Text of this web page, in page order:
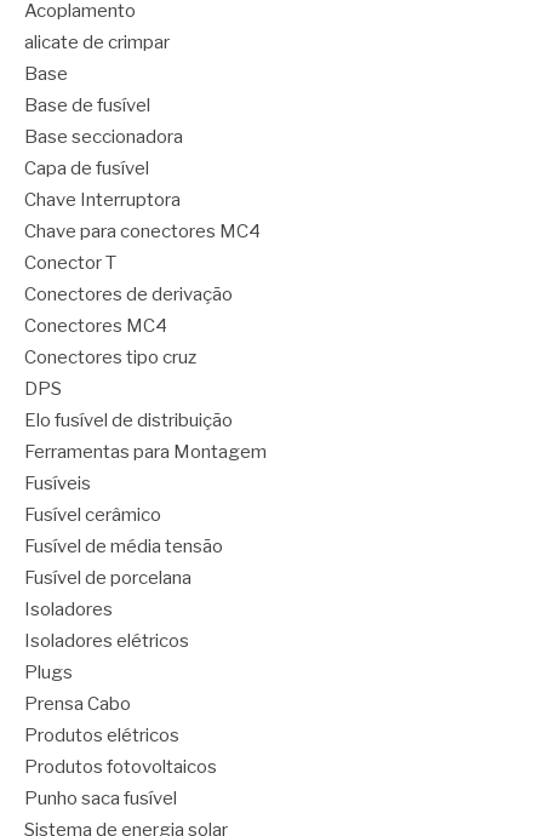
Acoplamento
alicate de crimpar
Base
Base de fusível
Base seccionadora
Capa de fusível
Chave Interruptora
Chave para conectores MC4
Conector T
Conectores de derivação
Conectores MC4
Conectores tipo cruz
DPS
Elo fusível de distribuição
Ferramentas para Montagem
Fusíveis
Fusível cerâmico
Fusível de média tensão
Fusível de porcelana
Isoladores
Isoladores elétricos
Plugs
Prensa Cabo
Produtos elétricos
Produtos fotovoltaicos
Punho saca fusível
Sistema de energia solar